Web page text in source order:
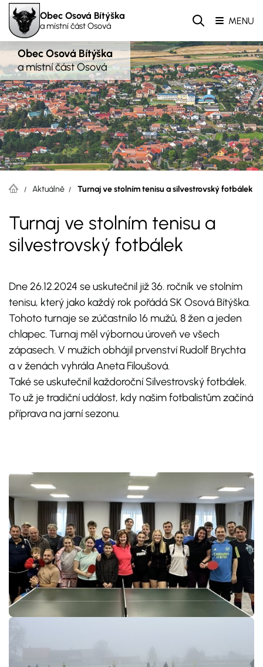
Obec Osová Bítýška
a místní část Osová MENU
Obec Osová Bítýška
a místní část Osová
Aktuálně Turnaj ve stolním tenisu a silvestrovský fotbálek
Turnaj ve stolním tenisu a
silvestrovský fotbálek
Dne 26.12.2024 se uskutečnil již 36. ročník ve stolním
tenisu, který jako každý rok pořádá SK Osová Bítýška.
Tohoto turnaje se zúčastnilo 16 mužů, 8 žen a jeden
chlapec. Turnaj měl výbornou úroveň ve všech
zápasech. V mužích obhájil prvenství Rudolf Brychta
a v ženách vyhrála Aneta Filoušová.
Také se uskutečnil každoroční Silvestrovský fotbálek.
To už je tradiční událost, kdy našim fotbalistům začíná
příprava na jarní sezonu.